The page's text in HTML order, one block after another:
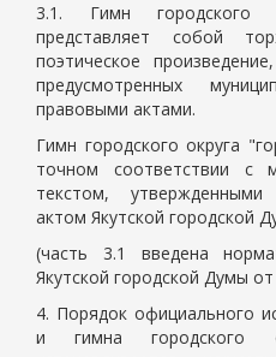
3.1. Гимн городского
представляет собой
поэтическое
предусмотренных
правовыми актами.
Гимн городского округа
точном соответствии с
текстом,
актом Якутской городской
(часть 3.1 введена
Якутской городской Думы
4. Порядок официального
и гимна городского